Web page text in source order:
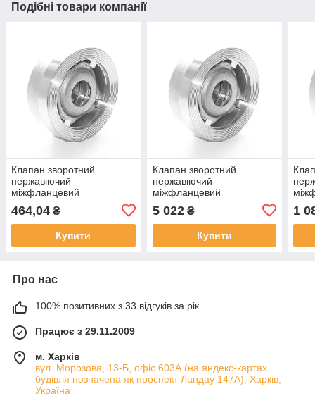
Подібні товари компанії
Клапан зворотний
нержавіючий
міжфланцевий
Ду20 Ру25
464,04 ₴
Купити
Клапан зворотний
нержавіючий
міжфланцевий
Ду125 Ру25
5 022₴
Купити
1
Про нас
100% позитивних з 33 відгуків за рік
Працює з 29.11.2009
м. Харків
вул. Морозова, 13-Б, офіс 603А (на яндекс-картах
будівля позначена як проспект Ландау 147А), Харків,
Україна